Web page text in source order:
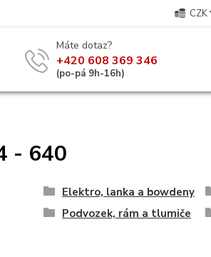
CZK
Máte dotaz?
+420 608 369 346
(po-pá 9h-16h)
- 640
Elektro, lanka a bowdeny
Podvozek, rám a tlumiče